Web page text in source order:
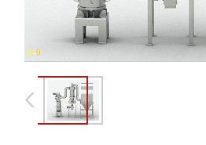
0-0